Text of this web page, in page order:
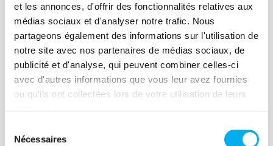
et les annonces, d'offrir des fonctionnalités relatives aux
médias sociaux et d'analyser notre trafic. Nous
partageons également des informations sur l'utilisation de
notre site avec nos partenaires de médias sociaux, de
publicité et d'analyse, qui peuvent combiner celles-ci
avec d'autres informations que vous leur avez fournies
ou qu'ils ont collectées lors de votre utilisation de leurs
Nécessaires
Article
L'option de confidentialité des
comptes séduit de plus en plus
14 mars 2024 Risk management
Depuis plusieurs années, les entreprises
de plus en plus séduites par la